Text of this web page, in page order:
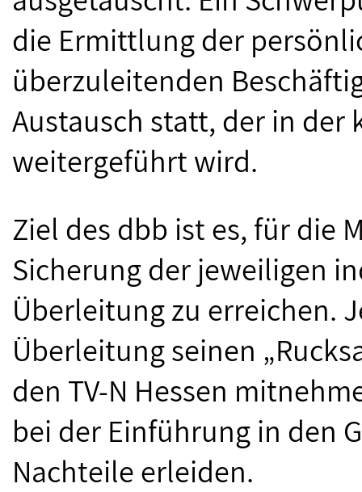
die Ermittlung der
überzuleitenden
Austausch statt, der in
weitergeführt wird.
Ziel des dbb ist es, für die
Sicherung der jeweiligen
Überleitung zu erreichen.
Überleitung seinen
den TV-N Hessen
bei der Einführung in den
Nachteile erleiden.